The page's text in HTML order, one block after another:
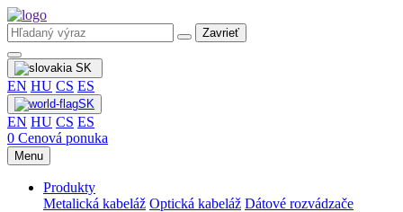
Zavrieť
SK
EN HU CS ES
SK
EN HU CS ES
0 Cenová ponuka
Menu
Produkty
Metalická kabeláž Optická kabeláž Dátové rozvádzače